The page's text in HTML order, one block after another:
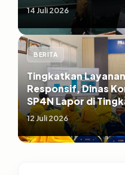
14 Juli 2026
BERITA
Tingkatkan
Responsif, Dinas
SP4N Lapor di
serta SD/SMP di
12 Juli 2026